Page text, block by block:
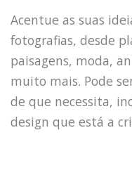
Acentue as suas
fotografias, desde
paisagens, moda,
muito mais. Pode
de que necessita,
design que está a